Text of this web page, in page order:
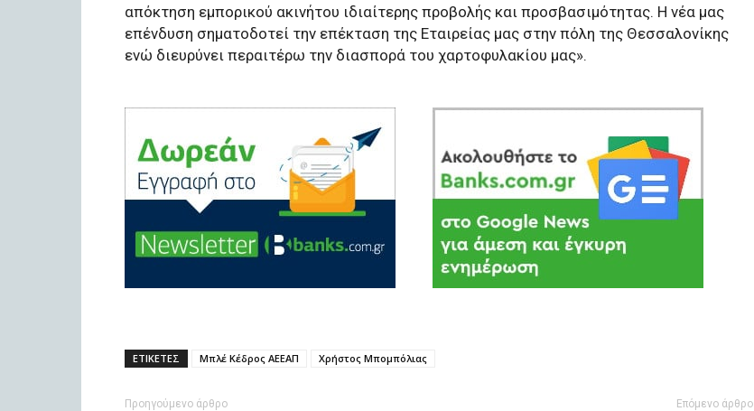
απόκτηση εμπορικού ακινήτου ιδιαίτερης προβολής και προσβασιμότητας. Η νέα μας
επένδυση σηματοδοτεί την επέκταση της Εταιρείας μας στην πόλη της Θεσσαλονίκης
ενώ διευρύνει περαιτέρω την διασπορά του χαρτοφυλακίου μας».
ΕΤΙΚΕΤΕΣ Μπλέ Κέδρος ΑΕΕΑΠ Χρήστος Μπομπόλιας
Προηγούμενο άρθρο Επόμενο άρθρο